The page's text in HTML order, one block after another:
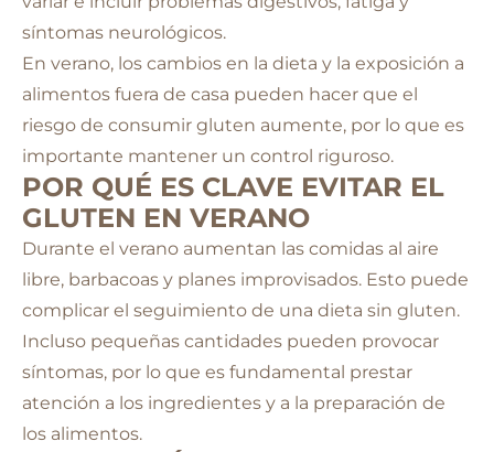
síntomas neurológicos.
En verano, los cambios en la dieta y la exposición a
alimentos fuera de casa pueden hacer que el
riesgo de consumir gluten aumente, por lo que es
importante mantener un control riguroso.
POR QUÉ ES CLAVE EVITAR EL
GLUTEN EN VERANO
Durante el verano aumentan las comidas al aire
libre, barbacoas y planes improvisados. Esto puede
complicar el seguimiento de una dieta sin gluten.
Incluso pequeñas cantidades pueden provocar
síntomas, por lo que es fundamental prestar
atención a los ingredientes y a la preparación de
los alimentos.